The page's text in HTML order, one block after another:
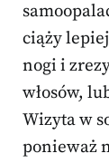
ciąży
nogi i
włosów,
Wizyta w
ponieważ